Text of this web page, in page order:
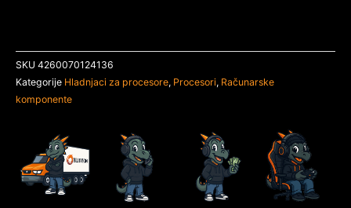
SKU 4260070124136
Kategorije Hladnjaci za procesore, Procesori, Računarske
komponente